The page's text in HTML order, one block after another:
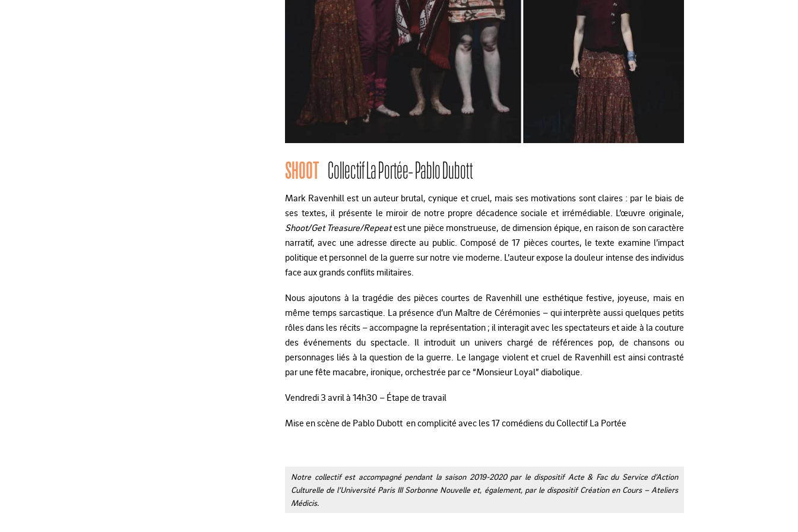
SHOOT Collectif La Portée- Pablo Dubott
Mark Ravenhill est un auteur brutal, cynique et cruel, mais ses motivations sont claires : par le biais de
ses textes, il présente le miroir de notre propre décadence sociale et irrémédiable. L’œuvre originale,
Shoot/Get Treasure/Repeatest une pièce monstrueuse, de dimension épique, en raison de son caractère
narratif, avec une adresse directe au public. Composé de 17 pièces courtes, le texte examine l’impact
politique et personnel de la guerre sur notre vie moderne. L’auteur expose la douleur intense des individus
face aux grands conflits militaires.
Nous ajoutons à la tragédie des pièces courtes de Ravenhill une esthétique festive, joyeuse, mais en
même temps sarcastique. La présence d’un Maître de Cérémonies – qui interprète aussi quelques petits
rôles dans les récits – accompagne la représentation ; il interagit avec les spectateurs et aide à la couture
des événements du spectacle. Il introduit un univers chargé de références pop, de chansons ou
personnages liés à la question de la guerre. Le langage violent et cruel de Ravenhill est ainsi contrasté
par une fête macabre, ironique, orchestrée par ce “Monsieur Loyal” diabolique.
Vendredi 3 avril à 14h30 – Étape de travail
Mise en scène de Pablo Dubott en complicité avec les 17 comédiens du Collectif La Portée
Notre collectif est accompagné pendant la saison 2019-2020 par le dispositif Acte & Fac du Service d’Action
Culturelle de l’Université Paris III Sorbonne Nouvelle et, également, par le dispositif Création en Cours – Ateliers
Médicis.